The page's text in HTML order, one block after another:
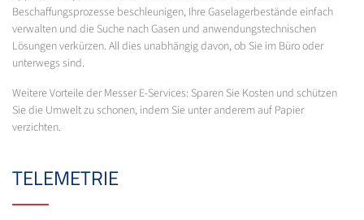
Beschaffungsprozesse beschleunigen, Ihre Gaselagerbestände einfach
verwalten und die Suche nach Gasen und anwendungstechnischen
Lösungen verkürzen. All dies unabhängig davon, ob Sie im Büro oder
unterwegs sind.
Weitere Vorteile der Messer E-Services: Sparen Sie Kosten und schützen
Sie die Umwelt zu schonen, indem Sie unter anderem auf Papier
verzichten.
TELEMETRIE